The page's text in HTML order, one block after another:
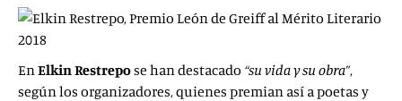
EnElkin Restrepose handestacado “su vida ysu obra”,
según los organizadores, quienes premian así a poetas y